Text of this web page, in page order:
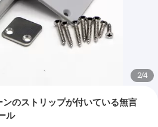
2/4
のストリップが付いている無言
ル